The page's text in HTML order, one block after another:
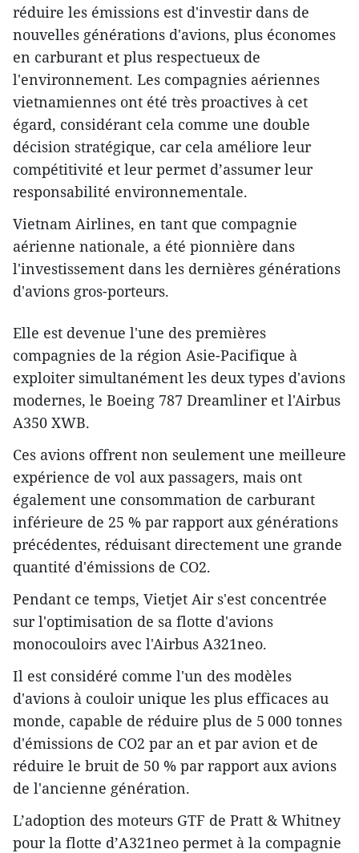
réduire les émissions est d'investir dans de
nouvelles générations d'avions, plus économes
en carburant et plus respectueux de
l'environnement. Les compagnies aériennes
vietnamiennes ont été très proactives à cet
égard, considérant cela comme une double
décision stratégique, car cela améliore leur
compétitivité et leur permet d’assumer leur
responsabilité environnementale.
Vietnam Airlines, en tant que compagnie
aérienne nationale, a été pionnière dans
l'investissement dans les dernières générations
d'avions gros-porteurs.
Elle est devenue l'une des premières
compagnies de la région Asie-Pacifique à
exploiter simultanément les deux types d'avions
modernes, le Boeing 787 Dreamliner et l'Airbus
A350 XWB.
Ces avions offrent non seulement une meilleure
expérience de vol aux passagers, mais ont
également une consommation de carburant
inférieure de 25 % par rapport aux générations
précédentes, réduisant directement une grande
quantité d'émissions de CO2.
Pendant ce temps, Vietjet Air s'est concentrée
sur l'optimisation de sa flotte d'avions
monocouloirs avec l'Airbus A321neo.
Il est considéré comme l'un des modèles
d'avions à couloir unique les plus efficaces au
monde, capable de réduire plus de 5 000 tonnes
d'émissions de CO2 par an et par avion et de
réduire le bruit de 50 % par rapport aux avions
de l'ancienne génération.
L’adoption des moteurs GTF de Pratt & Whitney
pour la flotte d’A321neo permet à la compagnie